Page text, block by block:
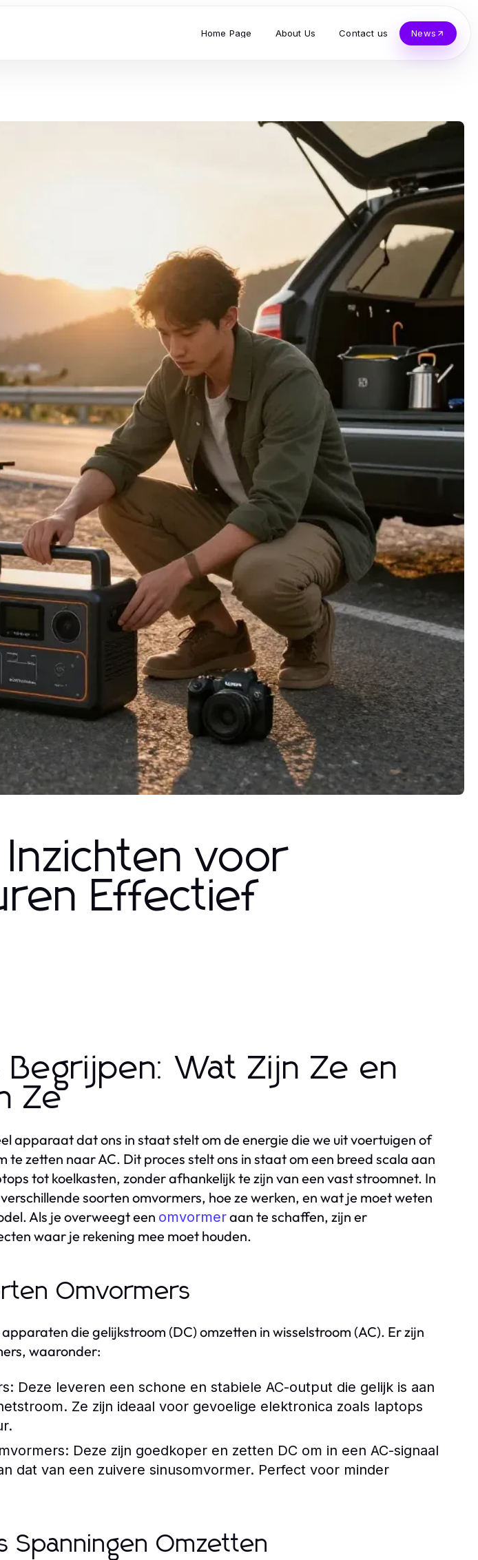
Home Page About Us Contact us News
voor
Effectief
Wat Zijn Ze en
Ze
apparaat dat ons in staat stelt om de energie die we uit voertuigen of
te zetten naar AC. Dit proces stelt ons in staat om een breed scala aan
tot koelkasten, zonder afhankelijk te zijn van een vast stroomnet. In
soorten omvormers, hoe ze werken, en wat je moet weten
Als je overweegt een omvormeraan te schaffen, zijn er
waar je rekening mee moet houden.
Omvormers
die gelijkstroom (DC) omzetten in wisselstroom (AC). Er zijn
waaronder:
Deze leveren een schone en stabiele AC-output die gelijk is aan
Ze zijn ideaal voor gevoelige elektronica zoals laptops
Deze zijn goedkoper en zetten DC om in een AC-signaal
dat van een zuivere sinusomvormer. Perfect voor minder
Spanningen Omzetten